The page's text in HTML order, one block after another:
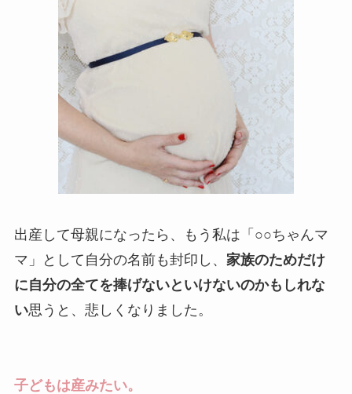
出産して母親になったら、もう私は「○○ちゃんマ
マ」として自分の名前も封印し、 家族のためだけ
に自分の全てを捧げないといけないのかもしれな
い思うと、悲しくなりました。
子どもは産みたい。